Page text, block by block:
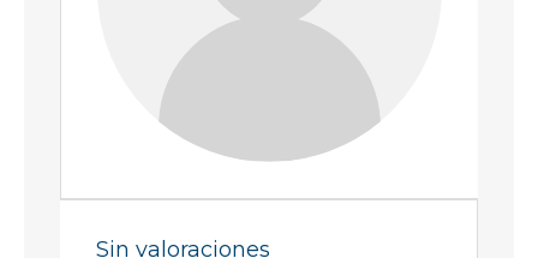
Sin valoraciones